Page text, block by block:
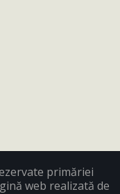
primăriei
web realizată de